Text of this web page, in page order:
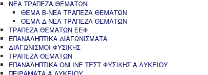
ΝΕΑ ΤΡΑΠΕΖΑ ΘΕΜΑΤΩΝ
ΘΕΜΑ Β-ΝΕΑ ΤΡΑΠΕΖΑ ΘΕΜΑΤΩΝ
ΘΕΜΑ Δ-ΝΕΑ ΤΡΑΠΕΖΑ ΘΕΜΑΤΩΝ
ΤΡΑΠΕΖΑ ΘΕΜΑΤΩΝ ΕΕΦ
ΕΠΑΝΑΛΗΠΤΙΚΑ ΔΙΑΓΩΝΙΣΜΑΤΑ
ΔΙΑΓΩΝΙΣΜΟΙ ΦΥΣΙΚΗΣ
ΤΡΑΠΕΖΑ ΘΕΜΑΤΩΝ
ΕΠΑΝΑΛΗΠΤΙΚΑ ONLINE ΤΕΣΤ ΦΥΣΙΚΗΣ Α ΛΥΚΕΙΟΥ